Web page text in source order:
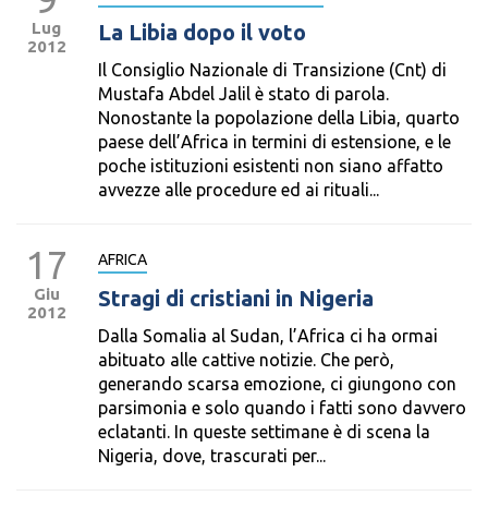
Lug
2012
La Libia dopo il voto
Il Consiglio Nazionale di Transizione (Cnt) di
Mustafa Abdel Jalil è stato di parola.
Nonostante la popolazione della Libia, quarto
paese dell’Africa in termini di estensione, e le
poche istituzioni esistenti non siano affatto
avvezze alle procedure ed ai rituali...
17
Giu
2012
AFRICA
Stragi di cristiani in Nigeria
Dalla Somalia al Sudan, l’Africa ci ha ormai
abituato alle cattive notizie. Che però,
generando scarsa emozione, ci giungono con
parsimonia e solo quando i fatti sono davvero
eclatanti. In queste settimane è di scena la
Nigeria, dove, trascurati per...